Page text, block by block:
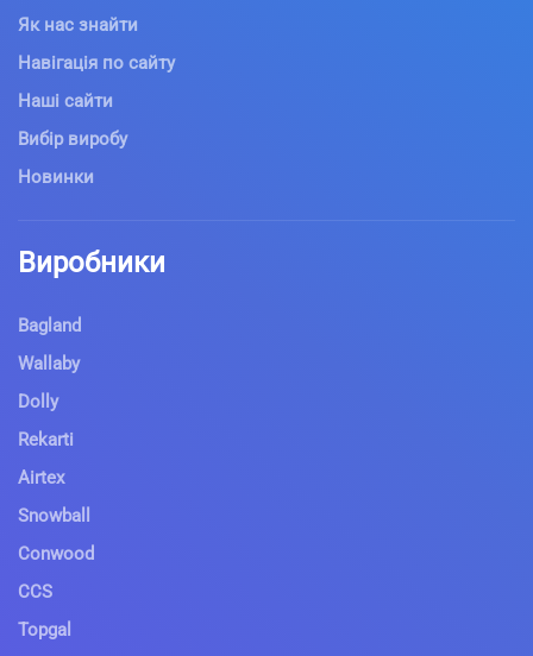
Як нас знайти
Навігація по сайту
Наші сайти
Вибір виробу
Новинки
Виробники
Bagland
Wallaby
Dolly
Rekarti
Airtex
Snowball
Conwood
CCS
Topgal